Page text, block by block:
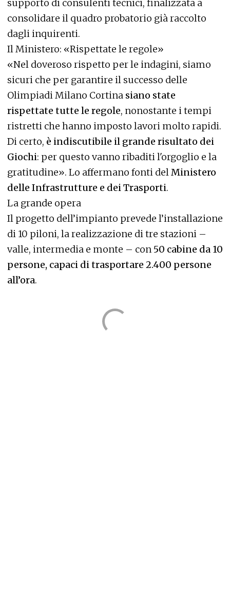
supporto di consulenti tecnici, finalizzata a
consolidare il quadro probatorio già raccolto
dagli inquirenti.
Il Ministero: «Rispettate le regole»
«Nel doveroso rispetto per le indagini, siamo
sicuri che per garantire il successo delle
Olimpiadi Milano Cortina siano state
rispettate tutte le regole, nonostante i tempi
ristretti che hanno imposto lavori molto rapidi.
Di certo, è indiscutibile il grande risultato dei
Giochi: per questo vanno ribaditi l'orgoglio e la
gratitudine». Lo affermano fonti del Ministero
delle Infrastrutture e dei Trasporti.
La grande opera
Il progetto dell’impianto prevede l’installazione
di 10 piloni, la realizzazione di tre stazioni –
valle, intermedia e monte – con 50 cabine da 10
persone, capaci di trasportare 2.400 persone
all’ora.